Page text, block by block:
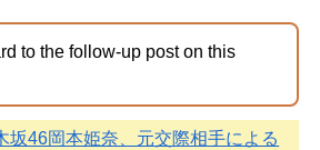
to the follow-up post on this
坂46岡本姫奈、元交際相手による